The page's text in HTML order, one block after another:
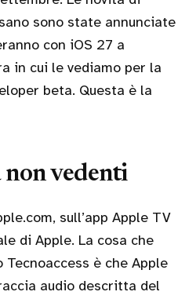
sono state annunciate
con iOS 27 a
in cui le vediamo per la
beta. Questa è la
non vedenti
sull’app Apple TV
di Apple. La cosa che
è che Apple
audio descritta del